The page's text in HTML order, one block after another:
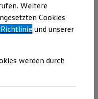
Bestand unserer fünf
Weitere
Cookies
und unserer
werden durch